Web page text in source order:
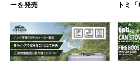
ーを発売
トミ